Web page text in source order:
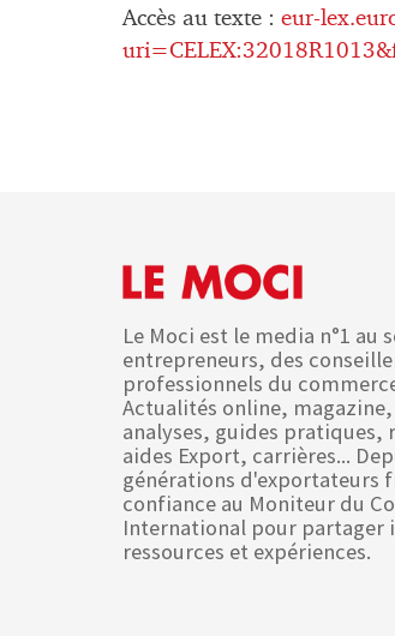
Accès au texte : eur-
Le Moci est le media n°1 au
entrepreneurs, des
professionnels du
Actualités online,
analyses, guides pratiques,
aides Export, carrières...
générations d'exportateurs
confiance au Moniteur du
International pour partager
ressources et expériences.